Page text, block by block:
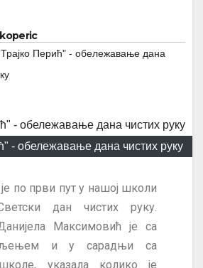
Перић" - обележавање дана
- обележавање дана чистих руку
први пут у нашој школи
дан чистих руку.
Максимовић је са
и у сарадњи са
указала колико је